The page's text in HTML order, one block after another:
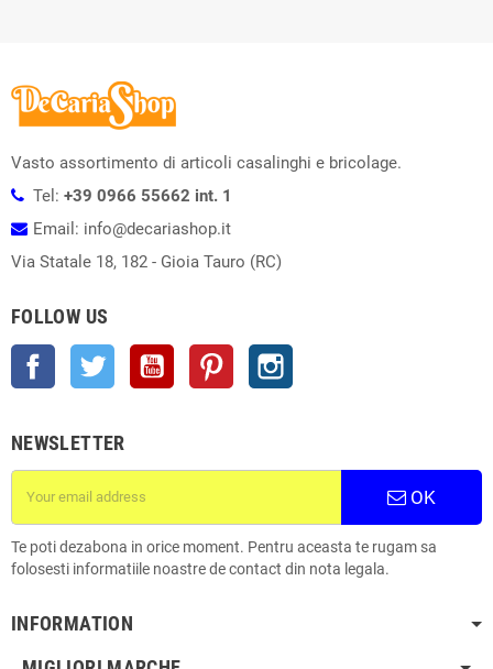
Vasto assortimento di articoli casalinghi e bricolage.
Tel: +39 0966 55662 int. 1
Email: info@decariashop.it
Via Statale 18, 182 - Gioia Tauro (RC)
FOLLOW US
Facebook Twitter YouTube Pinterest
NEWSLETTER
OK
Te poti dezabona in orice moment. Pentru aceasta te rugam sa
folosesti informatiile noastre de contact din nota legala.
INFORMATION